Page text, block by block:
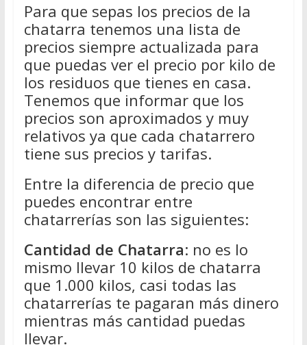
Para que sepas los precios de la
chatarra tenemos una lista de
precios siempre actualizada para
que puedas ver el precio por kilo de
los residuos que tienes en casa.
Tenemos que informar que los
precios son aproximados y muy
relativos ya que cada chatarrero
tiene sus precios y tarifas.
Entre la diferencia de precio que
puedes encontrar entre
chatarrerías son las siguientes:
Cantidad de Chatarra: no es lo
mismo llevar 10 kilos de chatarra
que 1.000 kilos, casi todas las
chatarrerías te pagaran más dinero
mientras más cantidad puedas
llevar.